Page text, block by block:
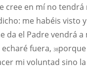
cree en mí no tendrá
me habéis visto
da el Padre vendrá a
fuera, 38
mi voluntad sino